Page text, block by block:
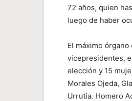
72 años, quien
luego de haber
El máximo
vicepresidentes,
elección y 15
Morales Ojeda,
Urrutia. Homero